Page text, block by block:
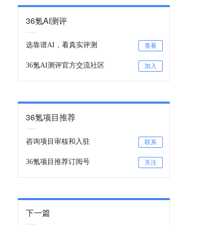
36氪AI测评
选靠谱AI，看真实评测 查看
36氪AI测评官方交流社区 加入
36氪项目推荐
咨询项目审核和入驻 联系
36氪项目推荐订阅号 关注
下一篇